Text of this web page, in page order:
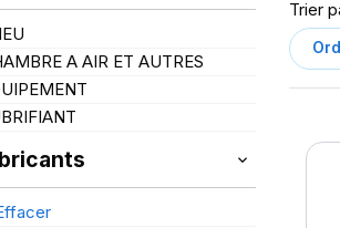
A AIR ET AUTRES
Trier